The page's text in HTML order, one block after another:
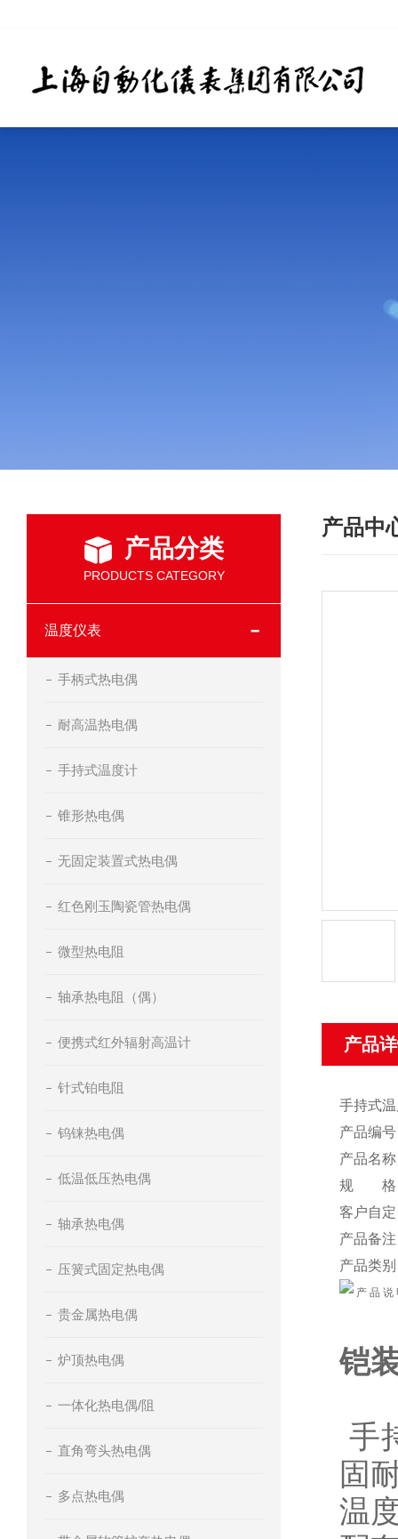
产品分类
PRODUCTS CATEGORY
温度仪表
手柄式热电偶
耐高温热电偶
手持式温度计
锥形热电偶
无固定装置式热电偶
红色刚玉陶瓷管热电偶
微型热电阻
轴承热电阻（偶）
便携式红外辐射高温计
针式铂电阻
钨铼热电偶
低温低压热电偶
轴承热电偶
压簧式固定热电偶
贵金属热电偶
炉顶热电偶
一体化热电偶/阻
直角弯头热电偶
多点热电偶
产品中
产品
手持式
产品编
产品名
规 格
客户自定
产品备
产品类
产 品 说
铠
手
固
温